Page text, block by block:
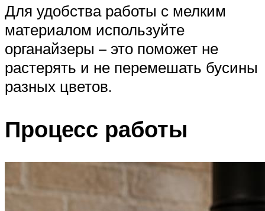
Для удобства работы с мелким
материалом используйте
органайзеры – это поможет не
растерять и не перемешать бусины
разных цветов.
Процесс работы